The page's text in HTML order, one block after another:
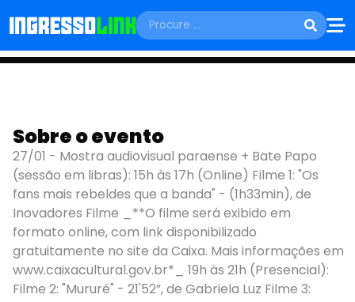
Integrada: Festival
Arte Breada (
cortesia)
Belém - PA
Sobre o evento
27/01 - Mostra audiovisual paraense + Bate Papo
(sessão em libras): 15h às 17h (Online) Filme 1: "Os
fans mais rebeldes que a banda" - (1h33min), de
Inovadores Filme _**O filme será exibido em
formato online, com link disponibilizado
gratuitamente no site da Caixa. Mais informações em
www.caixacultural.gov.br*_ 19h às 21h (Presencial):
Filme 2: "Mururé" - 21'52”, de Gabriela Luz Filme 3: